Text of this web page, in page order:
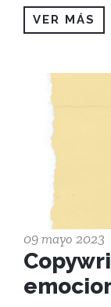
VER MÁS
09 mayo 2023